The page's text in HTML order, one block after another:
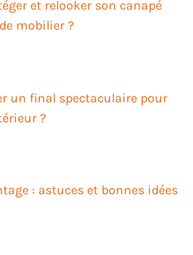
et relooker son canapé
mobilier ?
un final spectaculaire pour
?
: astuces et bonnes idées